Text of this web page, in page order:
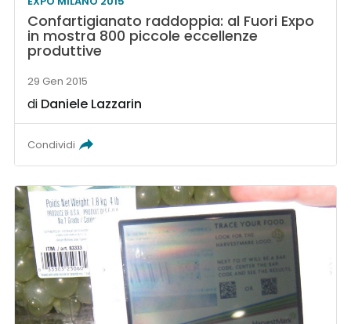
Confartigianato raddoppia: al Fuori Expo
in mostra 800 piccole eccellenze
produttive
29 Gen 2015
di Daniele Lazzarin
Condividi